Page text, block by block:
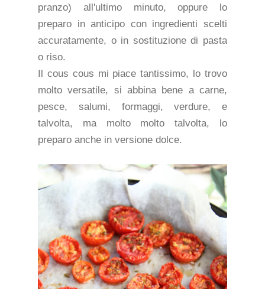
pranzo) all'ultimo minuto, oppure lo
preparo in anticipo con ingredienti scelti
accuratamente, o in sostituzione di pasta
o riso.
Il cous cous mi piace tantissimo, lo trovo
molto versatile, si abbina bene a carne,
pesce, salumi, formaggi, verdure, e
talvolta, ma molto molto talvolta, lo
preparo anche in versione dolce.